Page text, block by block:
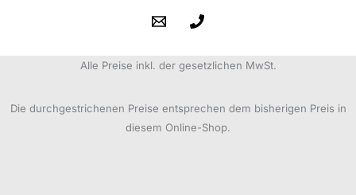
Alle Preise inkl. der gesetzlichen MwSt.
Die durchgestrichenen Preise entsprechen dem bisherigen Preis in
diesem Online-Shop.